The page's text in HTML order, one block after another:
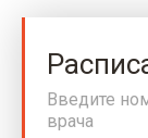
Введите
врача